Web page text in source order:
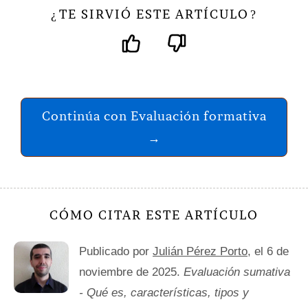
¿ TE SIRVIÓ ESTE ARTÍCULO ?
Continúa con Evaluación formativa
→
CÓMO CITAR ESTE ARTÍCULO
Publicado por Julián Pérez Porto, el 6 de
noviembre de 2025. Evaluación sumativa
- Qué es, características, tipos y